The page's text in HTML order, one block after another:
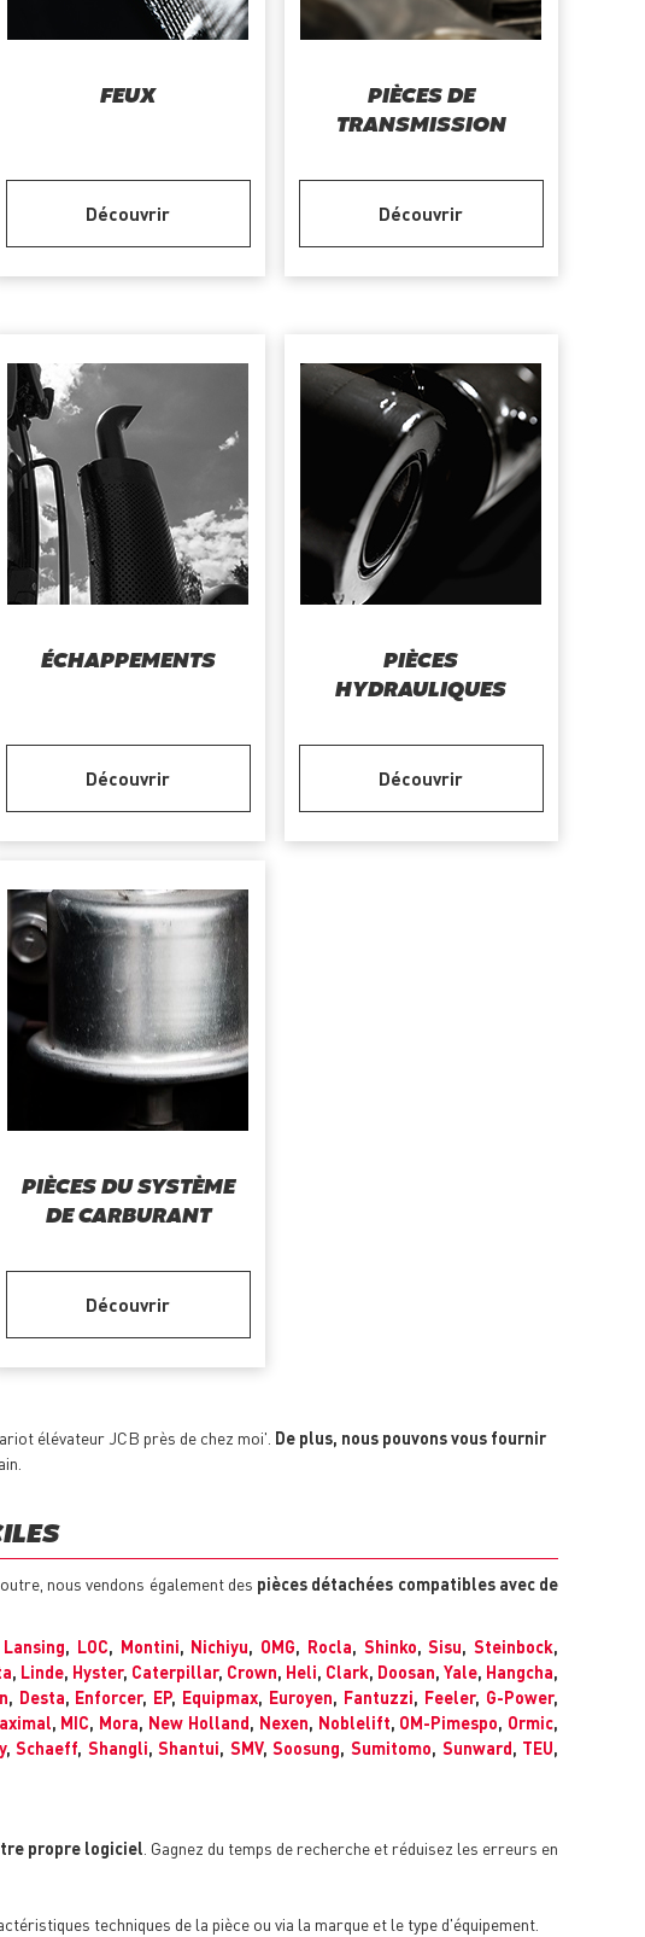
FEUX
Découvrir
PIÈCES DE
TRANSMISSION
Découvrir
ÉCHAPPEMENTS
Découvrir
PIÈCES
HYDRAULIQUES
Découvrir
PIÈCES DU SYSTÈME
DE CARBURANT
Découvrir
élévateur JCB près de chez moi'. De plus, nous pouvons vous fournir
nous vendons également des pièces détachées compatibles avec de
Lansing, LOC, Montini, Nichiyu, OMG, Rocla, Shinko,Sisu,Steinbock,
, Linde, Hyster, Caterpillar, Crown, Heli, Clark, Doosan, Yale, Hangcha,
, Desta, Enforcer, EP, Equipmax, Euroyen, Fantuzzi, Feeler, G-Power,
, MIC, Mora, New Holland, Nexen, Noblelift, OM-Pimespo, Ormic,
,Schaeff, Shangli,Shantui, SMV,Soosung, Sumitomo, Sunward, TEU,
propre logiciel . Gagnez du temps de recherche et réduisez les erreurs en
techniques de la pièce ou via la marque et le type d'équipement.